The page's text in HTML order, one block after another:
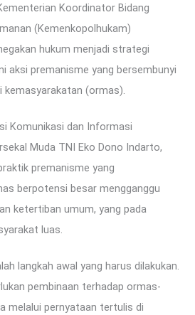
Koordinator Bidang
(Kemenkopolhukam)
hukum menjadi strategi
aksi premanisme yang bersembunyi
kemasyarakatan (ormas).
Komunikasi dan Informasi
Muda TNI Eko Dono Indarto,
premanisme yang
berpotensi besar mengganggu
ketertiban umum, yang pada
luas.
langkah awal yang harus dilakukan.
pembinaan terhadap ormas-
melalui pernyataan tertulis di